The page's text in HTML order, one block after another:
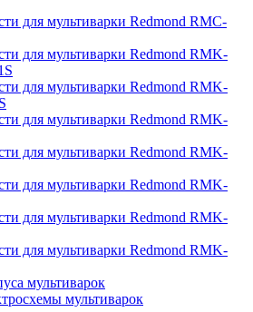
для мультиварки Redmond RMC-
для мультиварки Redmond RMK-
для мультиварки Redmond RMK-
для мультиварки Redmond RMK-
для мультиварки Redmond RMK-
для мультиварки Redmond RMK-
для мультиварки Redmond RMK-
для мультиварки Redmond RMK-
мультиварок
мультиварок